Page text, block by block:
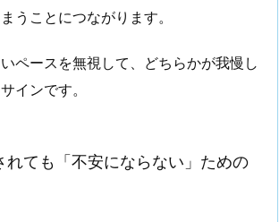
うことにつながります。
ペースを無視して、どちらかが我慢し
インです。
れても「不安にならない」ための